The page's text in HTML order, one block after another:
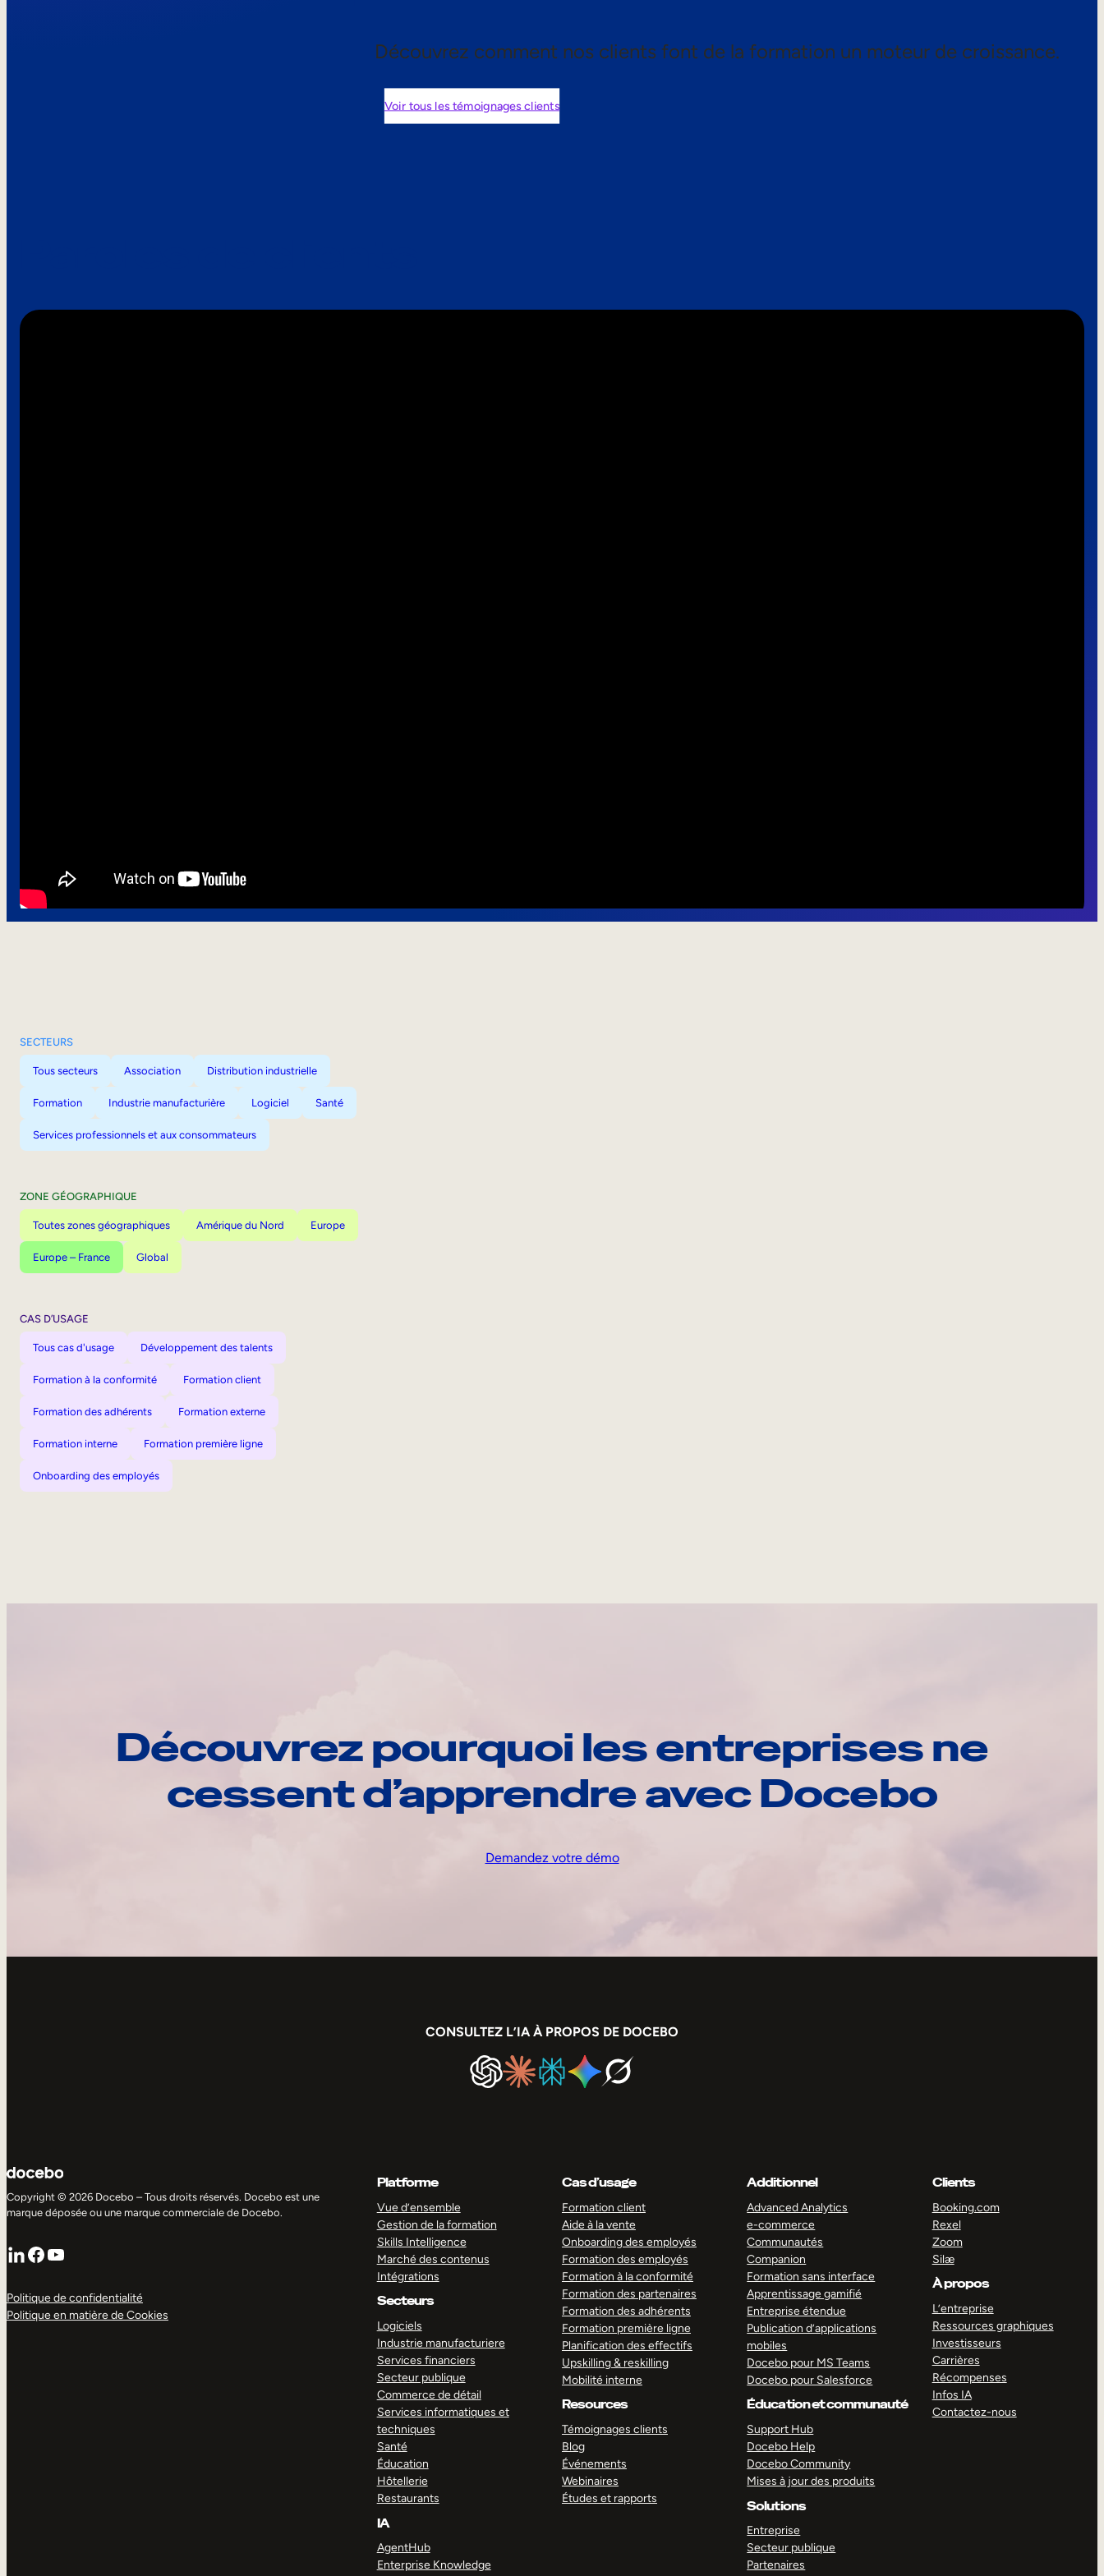
Découvrez comment nos clients font de la formation un moteur de croissance.
Voir tous les témoignages clients
SECTEURS
Tous secteurs Association Distribution industrielle
Formation Industrie manufacturière Logiciel Santé
Services professionnels et aux consommateurs
ZONE GÉOGRAPHIQUE
Toutes zones géographiques Amérique du Nord Europe
Europe – France Global
CAS D’USAGE
Tous cas d'usage Développement des talents
Formation à la conformité Formation client
Formation des adhérents Formation externe
Formation interne Formation première ligne
Onboarding des employés
Découvrez pourquoi les entreprises ne
cessent d’apprendre avec Docebo
Demandez votre démo
CONSULTEZ L’IA À PROPOS DE DOCEBO
Copyright © 2026 Docebo – Tous droits réservés. Docebo est une
marque déposée ou une marque commerciale de Docebo.
LinkedIn
Facebook
YouTube
Politique de confidentialité
Politique en matière de Cookies
Platforme
Vue d’ensemble
Gestion de la formation
Skills Intelligence
Marché des contenus
Intégrations
Secteurs
Logiciels
Industrie manufacturiere
Services financiers
Secteur publique
Commerce de détail
Services informatiques et
techniques
Santé
Éducation
Hôtellerie
Restaurants
IA
AgentHub
Enterprise Knowledge
Cas d’usage
Formation client
Aide à la vente
Onboarding des employés
Formation des employés
Formation à la conformité
Formation des partenaires
Formation des adhérents
Formation première ligne
Planification des effectifs
Upskilling & reskilling
Mobilité interne
Resources
Témoignages clients
Blog
Événements
Webinaires
Études et rapports
Additionnel
Advanced Analytics
e-commerce
Communautés
Companion
Formation sans interface
Apprentissage gamifié
Entreprise étendue
Publication d’applications
mobiles
Docebo pour MS Teams
Docebo pour Salesforce
Éducation et communauté
Support Hub
Docebo Help
Docebo Community
Mises à jour des produits
Solutions
Entreprise
Secteur publique
Partenaires
Clients
Booking.com
Rexel
Zoom
Silæ
À propos
L’entreprise
Ressources graphiques
Investisseurs
Carrières
Récompenses
Infos IA
Contactez-nous